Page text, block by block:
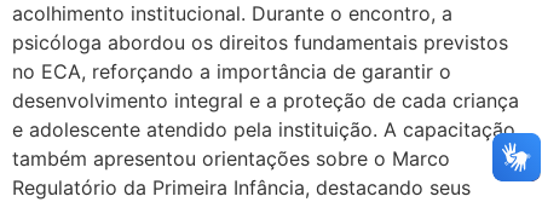
acolhimento institucional. Durante o encontro, a
psicóloga abordou os direitos fundamentais previstos
no ECA, reforçando a importância de garantir o
desenvolvimento integral e a proteção de cada criança
e adolescente atendido pela instituição. A capacitação
também apresentou orientações sobre o Marco
Regulatório da Primeira Infância, destacando seus